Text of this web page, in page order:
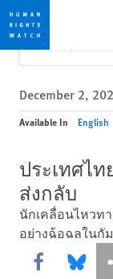
Skip
to
cookie
privacy
notice
Skip
to
main
content
Would you
Yes
✕
December 2,
Available In English
ประเทศไ
ส่งกลับ
นักเคลื่อนไหวท
อย่างฉ้อฉลในกั
Share this via
Share